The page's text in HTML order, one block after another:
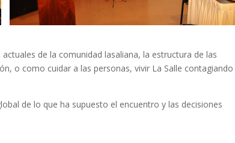
de la comunidad lasaliana, la estructura de las
o como cuidar a las personas, vivir La Salle contagiando
de lo que ha supuesto el encuentro y las decisiones